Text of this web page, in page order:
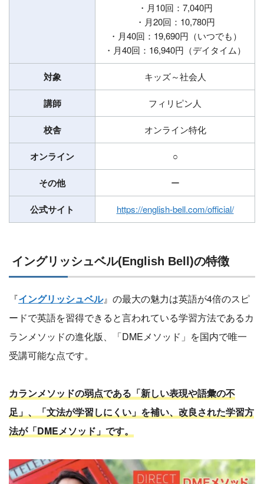
・月10回：7,040円
・月20回：10,780円
・月40回：19,690円（いつでも）
・月40回：16,940円（デイタイム）
対象 キッズ～社会人
講師 フィリピン人
校舎 オンライン特化
オンライン ○
その他 ー
公式サイト https://english-bell.com/official/
イングリッシュベル(English Bell)の特徴
『イングリッシュベル』の最大の魅力は英語が4倍のスピ
ードで英語を習得できると言われている学習方法であるカ
ランメソッドの進化版、「DMEメソッド」を国内で唯一
受講可能な点です。
カランメソッドの弱点である「新しい表現や語彙の不
足」、「文法が学習しにくい」を補い、改良された学習方
法が「DMEメソッド」です。